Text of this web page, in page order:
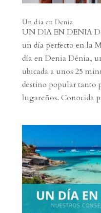
Un dia en Denia
UN DIA EN DENIA
un día perfecto en la
día en Denia Dénia,
ubicada a unos 25
destino popular tanto
lugareños. Conocida